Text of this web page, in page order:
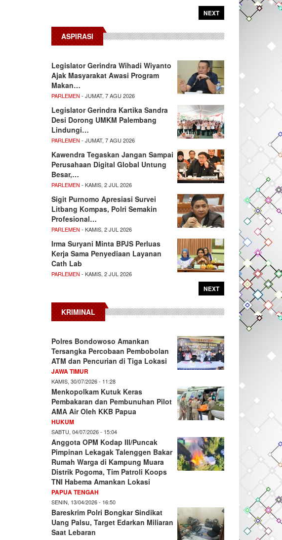
NEXT
ASPIRASI
Legislator Gerindra Wihadi Wiyanto
Ajak Masyarakat Awasi Program
Makan…
PARLEMEN - JUMAT, 7 AGU 2026
Legislator Gerindra Kartika Sandra
Desi Dorong UMKM Palembang
Lindungi…
PARLEMEN - JUMAT, 7 AGU 2026
Kawendra Tegaskan Jangan Sampai
Perusahaan Digital Global Untung
Besar,…
PARLEMEN - KAMIS, 2 JUL 2026
Sigit Purnomo Apresiasi Survei
Litbang Kompas, Polri Semakin
Profesional…
PARLEMEN - KAMIS, 2 JUL 2026
Irma Suryani Minta BPJS Perluas
Kerja Sama Penyediaan Layanan
Cath Lab
PARLEMEN - KAMIS, 2 JUL 2026
NEXT
KRIMINAL
Polres Bondowoso Amankan
Tersangka Percobaan Pembobolan
ATM dan Pencurian di Tiga Lokasi
JAWA TIMUR
KAMIS, 30/07/2026 - 11:28
Menkopolkam Kutuk Keras
Pembakaran dan Pembunuhan Pilot
AMA Air Oleh KKB Papua
HUKUM
SABTU, 04/07/2026 - 15:04
Anggota OPM Kodap III/Puncak
Pimpinan Lekagak Talenggen Bakar
Rumah Warga di Kampung Muara
Distrik Pogoma, Tim Patroli Koops
TNI Habema Amankan Lokasi
PAPUA TENGAH
SENIN, 13/04/2026 - 16:50
Bareskrim Polri Bongkar Sindikat
Uang Palsu, Target Edarkan Miliaran
Saat Lebaran